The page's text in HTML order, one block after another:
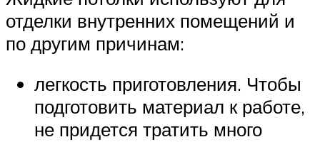
отделки внутренних помещений и
по другим причинам:
легкость приготовления. Чтобы
подготовить материал к работе,
не придется тратить много